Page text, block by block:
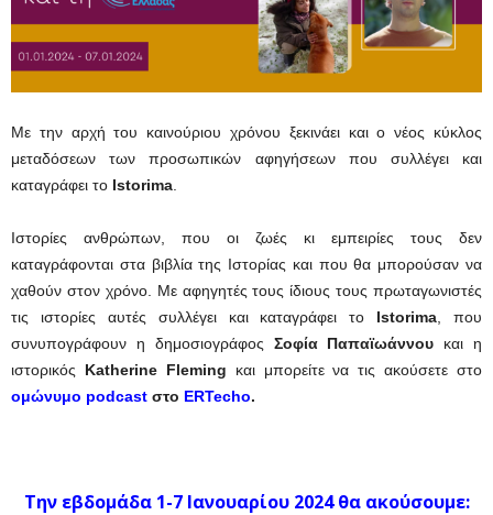
Με την αρχή του καινούριου χρόνου ξεκινάει και ο νέος κύκλος
μεταδόσεων των προσωπικών αφηγήσεων που συλλέγει και
καταγράφει το Istorima
Ιστορίες ανθρώπων, που οι ζωές κι εμπειρίες τους δεν
καταγράφονται στα βιβλία της Ιστορίας και που θα μπορούσαν να
χαθούν στον χρόνο. Με αφηγητές τους ίδιους τους πρωταγωνιστές
τις ιστορίες αυτές συλλέγει και καταγράφει το Istorima , που
συνυπογράφουν η δημοσιογράφος Σοφία Παπαϊωάννου και η
ιστορικός Katherine Fleming και μπορείτε να τις ακούσετε στο
ομώνυμο podcast στο ERTecho.
Την εβδομάδα 1-7 Ιανουαρίου 2024 θα ακούσουμε: